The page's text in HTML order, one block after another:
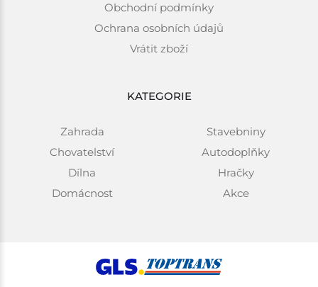
Obchodní podmínky
Ochrana osobních údajů
Vrátit zboží
KATEGORIE
Zahrada
Chovatelství
Dílna
Domácnost
Stavebniny
Autodoplňky
Hračky
Akce